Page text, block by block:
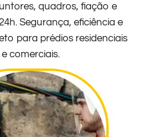
quadros, fiação e
Segurança, eficiência e
para prédios residenciais
e comerciais.